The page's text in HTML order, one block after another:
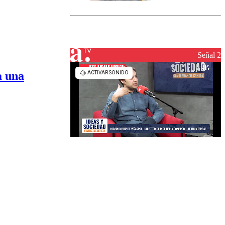
una
el fin de la
reconstrucciónSeñal 2